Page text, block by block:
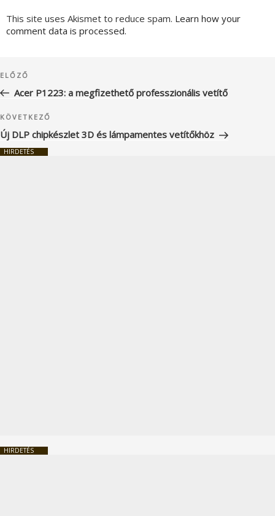
This site uses Akismet to reduce spam. Learn how your
comment data is processed.
navigáció
Korábbi
bejegyzés
ELŐZŐ
Acer P1223: a megfizethető professzionális vetítő
Következő
bejegyzés
KÖVETKEZŐ
Új DLP chipkészlet 3D és lámpamentes vetítőkhöz
HIRDETÉS
HIRDETÉS